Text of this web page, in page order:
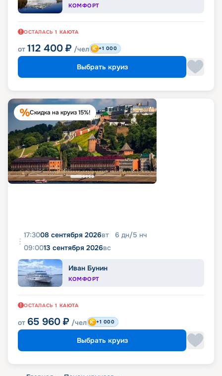
КОМФОРТ
ОСТАЛАСЬ 1 КАЮТА
от 112 400 ₽ /чел +1 000
Выбрать круиз
Скидка на круиз 15%!
17:3008 сентября 2026вт 6 дн/5 нч
09:0013 сентября 2026вс
Иван Бунин
КОМФОРТ
ОСТАЛАСЬ 1 КАЮТА
от 65 960 ₽ /чел +1 000
Выбрать круиз